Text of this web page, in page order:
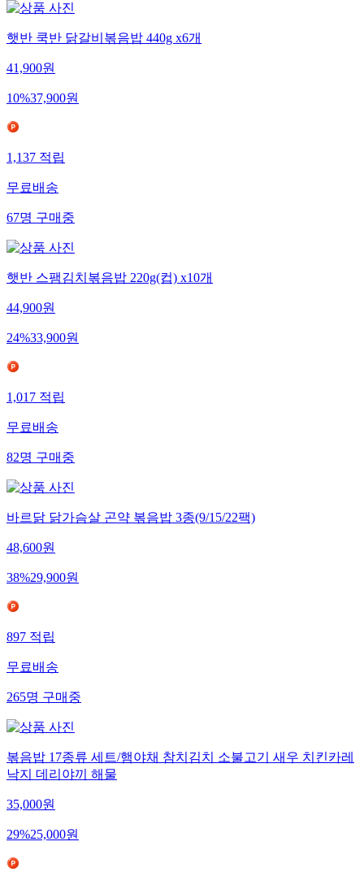
햇반 쿡반 닭갈비볶음밥 440g x6개
41,900원
10%37,900원
1,137적립
무료배송
67명구매중
햇반 스팸김치볶음밥 220g(컵) x10개
44,900원
24%33,900원
1,017적립
무료배송
82명구매중
바르닭 닭가슴살 곤약 볶음밥 3종(9/15/22팩)
48,600원
38%29,900원
897적립
무료배송
265명구매중
볶음밥 17종류 세트/햄야채 참치김치 소불고기 새우 치킨카레
낙지 데리야끼 해물
35,000원
29%25,000원